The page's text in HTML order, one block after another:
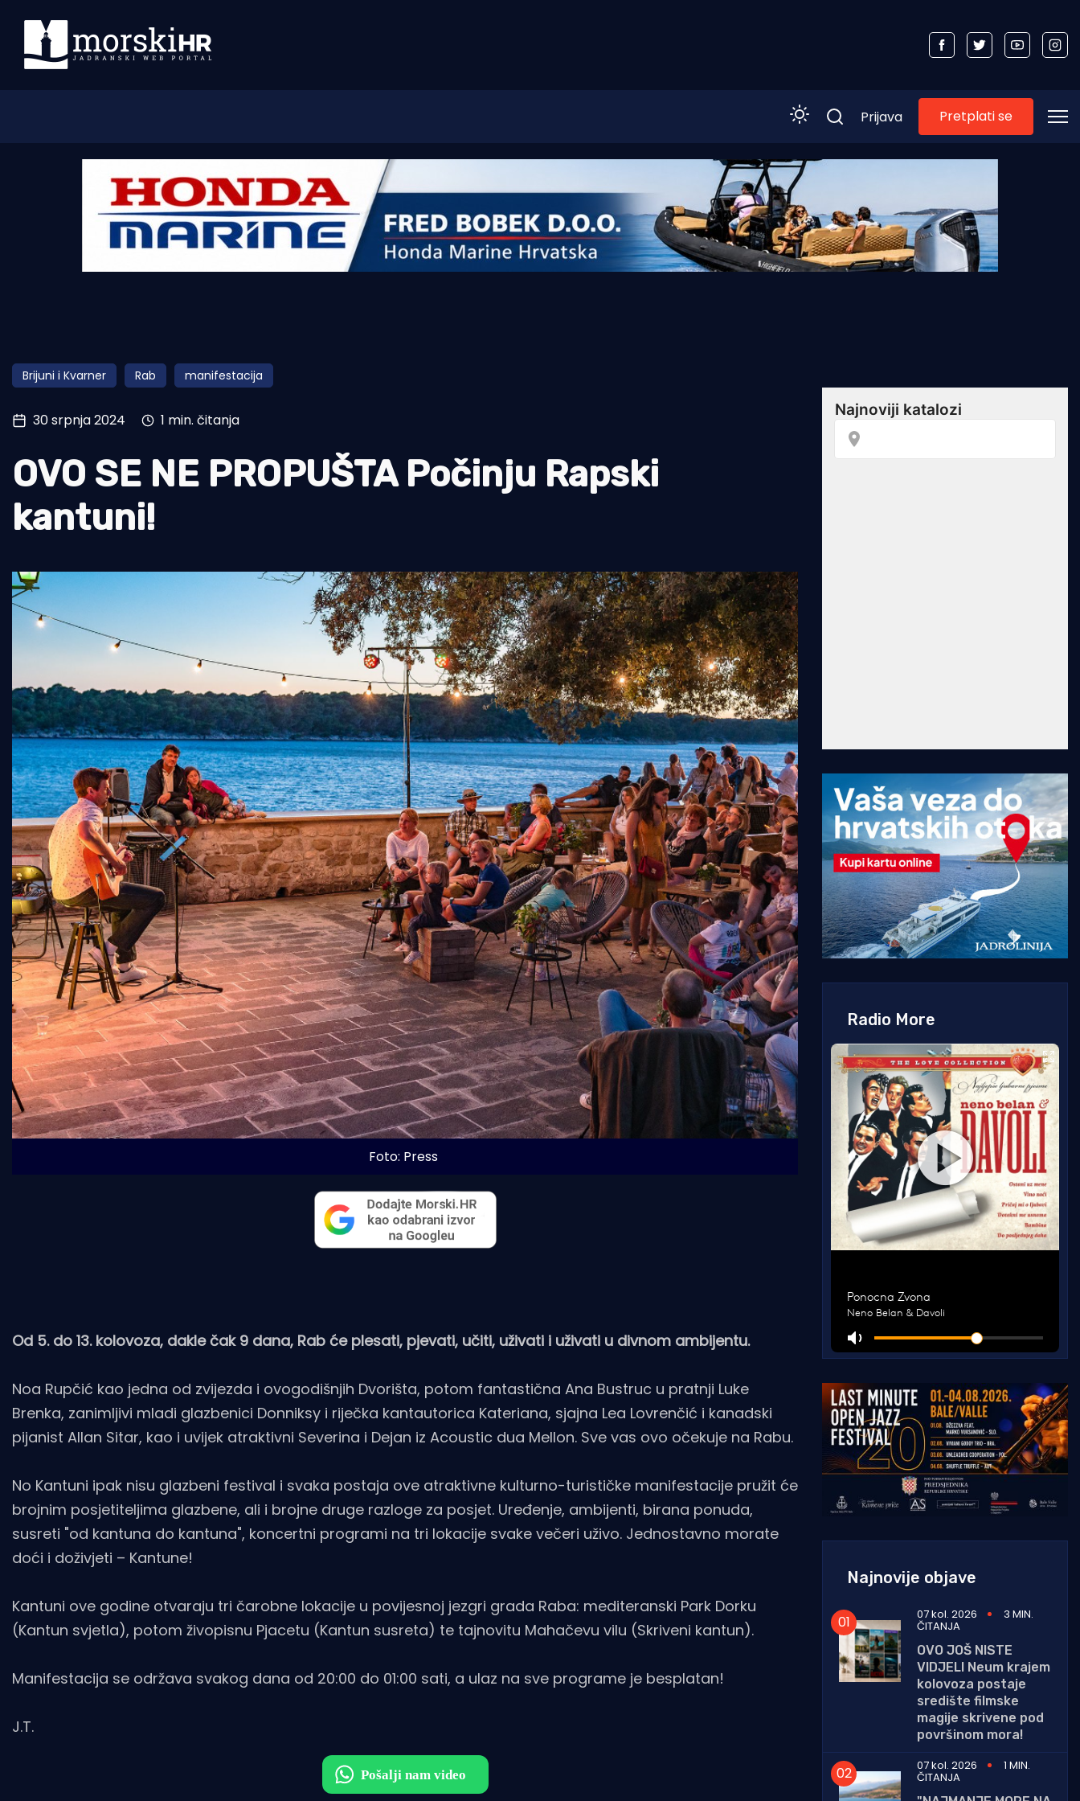
Morski plus
Pomorstvo
Ribolov
Tradicija i kultura
Prijava Pretplati se
Brijuni i Kvarner Rab manifestacija
30 srpnja 2024 1 min. čitanja
OVO SE NE PROPUŠTA Počinju Rapski
kantuni!
Foto: Press
Od 5. do 13. kolovoza, dakle čak 9 dana, Rab će plesati, pjevati, učiti, uživati i uživati u divnom ambijentu.
Noa Rupčić kao jedna od zvijezda i ovogodišnjih Dvorišta, potom fantastična Ana Bustruc u pratnji Luke
Brenka, zanimljivi mladi glazbenici Donniksy i riječka kantautorica Kateriana, sjajna Lea Lovrenčić i kanadski
pijanist Allan Sitar, kao i uvijek atraktivni Severina i Dejan iz Acoustic dua Mellon. Sve vas ovo očekuje na Rabu.
No Kantuni ipak nisu glazbeni festival i svaka postaja ove atraktivne kulturno-turističke manifestacije pružit će
brojnim posjetiteljima glazbene, ali i brojne druge razloge za posjet. Uređenje, ambijenti, birana ponuda,
susreti "od kantuna do kantuna", koncertni programi na tri lokacije svake večeri uživo. Jednostavno morate
doći i doživjeti – Kantune!
Kantuni ove godine otvaraju tri čarobne lokacije u povijesnoj jezgri grada Raba: mediteranski Park Dorku
(Kantun svjetla), potom živopisnu Pjacetu (Kantun susreta) te tajnovitu Mahačevu vilu (Skriveni kantun).
Manifestacija se održava svakog dana od 20:00 do 01:00 sati, a ulaz na sve programe je besplatan!
J.T.
Radio More
Najnovije objave
07 kol. 2026 3 MIN.
ČITANJA
OVO JOŠ NISTE
VIDJELI Neum krajem
kolovoza postaje
središte filmske
magije skrivene pod
površinom mora!
07 kol. 2026
1 MIN.
ČITANJA